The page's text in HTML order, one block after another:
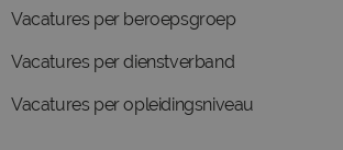
Vacatures per beroepsgroep
Vacatures per dienstverband
Vacatures per opleidingsniveau